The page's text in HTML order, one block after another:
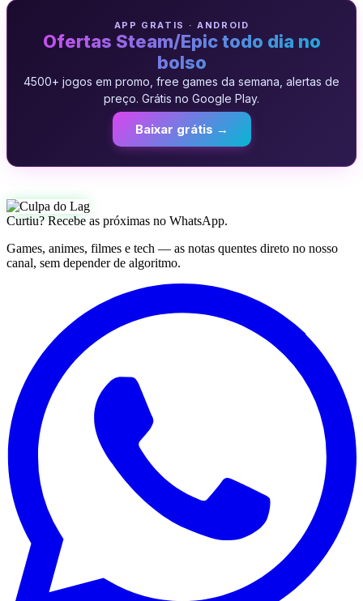
APP GRATIS · ANDROID
Ofertas Steam/Epic todo dia no
bolso
4500+ jogos em promo, free games da semana, alertas de
preço. Grátis no Google Play.
Baixar grátis →
Curtiu? Recebe as próximas no WhatsApp.
Games, animes, filmes e tech — as notas quentes direto no nosso
canal, sem depender de algoritmo.